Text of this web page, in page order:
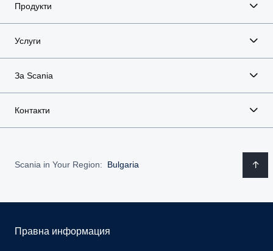
Продукти
Услуги
За Scania
Контакти
Scania in Your Region: Bulgaria
Правна информация